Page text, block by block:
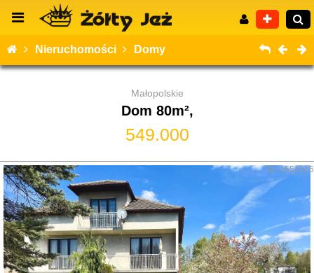
Wyszukiwanie zaawansowane
Nieruchomości Domy
Małopolskie
Dom 80m²,
549.000
ID: 4551516